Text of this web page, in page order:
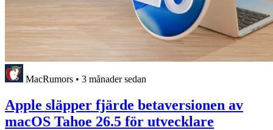
MacRumors • 3 månader sedan
Apple släpper fjärde betaversionen av
macOS Tahoe 26.5 för utvecklare